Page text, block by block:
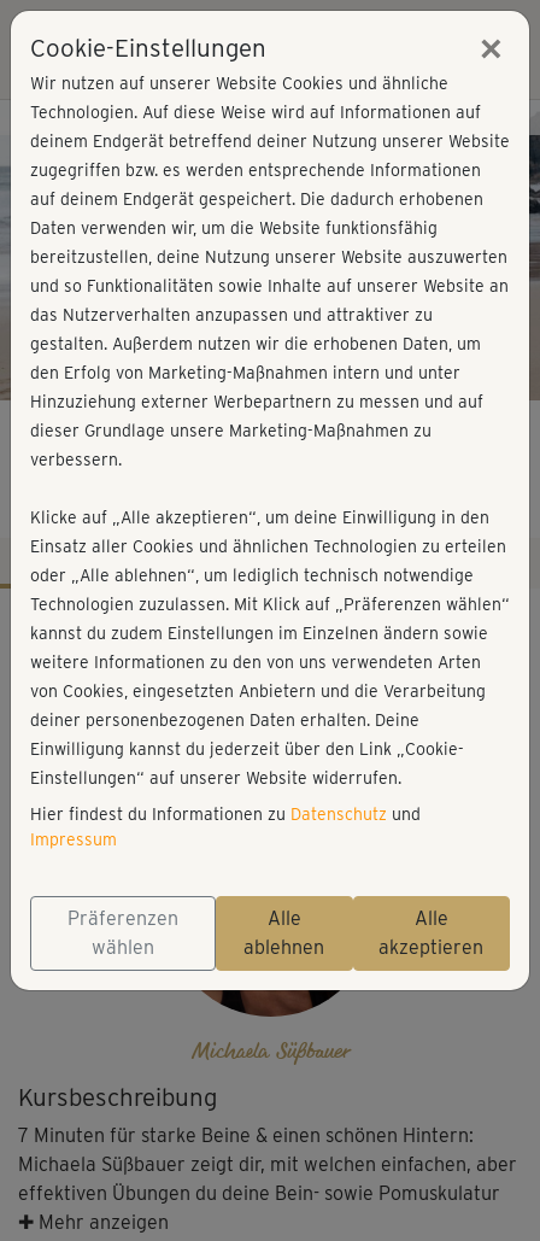
Play
Video
Kursvorschau - Jetzt mitmachen!
Easy Beach-Workout - Bein & Po 2
Kursbeschreibung
7 Minuten für starke Beine & einen schönen Hintern:
Michaela Süßbauer zeigt dir, mit welchen einfachen, aber
effektiven Übungen du deine Bein- sowie Pomuskulatur
kräftigst. Dieses Mini-Workout ist ideal für zwischendurch
✚ Mehr anzeigen
Workout-Facts
leicht
7 Min
50 kcal
Michaela Süßbauer
Michaela Süßbauer
Cookie-Einstellungen ×
Wir nutzen auf unserer Website Cookies und ähnliche
Technologien. Auf diese Weise wird auf Informationen auf
deinem Endgerät betreffend deiner Nutzung unserer Website
zugegriffen bzw. es werden entsprechende Informationen
auf deinem Endgerät gespeichert. Die dadurch erhobenen
Daten verwenden wir, um die Website funktionsfähig
bereitzustellen, deine Nutzung unserer Website auszuwerten
und so Funktionalitäten sowie Inhalte auf unserer Website an
das Nutzerverhalten anzupassen und attraktiver zu
gestalten. Außerdem nutzen wir die erhobenen Daten, um
den Erfolg von Marketing-Maßnahmen intern und unter
Hinzuziehung externer Werbepartnern zu messen und auf
dieser Grundlage unsere Marketing-Maßnahmen zu
verbessern.
Klicke auf „Alle akzeptieren“, um deine Einwilligung in den
Einsatz aller Cookies und ähnlichen Technologien zu erteilen
oder „Alle ablehnen“, um lediglich technisch notwendige
Technologien zuzulassen. Mit Klick auf „Präferenzen wählen“
kannst du zudem Einstellungen im Einzelnen ändern sowie
weitere Informationen zu den von uns verwendeten Arten
von Cookies, eingesetzten Anbietern und die Verarbeitung
deiner personenbezogenen Daten erhalten. Deine
Einwilligung kannst du jederzeit über den Link „Cookie-
Einstellungen“ auf unserer Website widerrufen.
Hier findest du Informationen zu Datenschutz und
Impressum
Präferenzen
wählen
Alle
ablehnen
Alle
akzeptieren